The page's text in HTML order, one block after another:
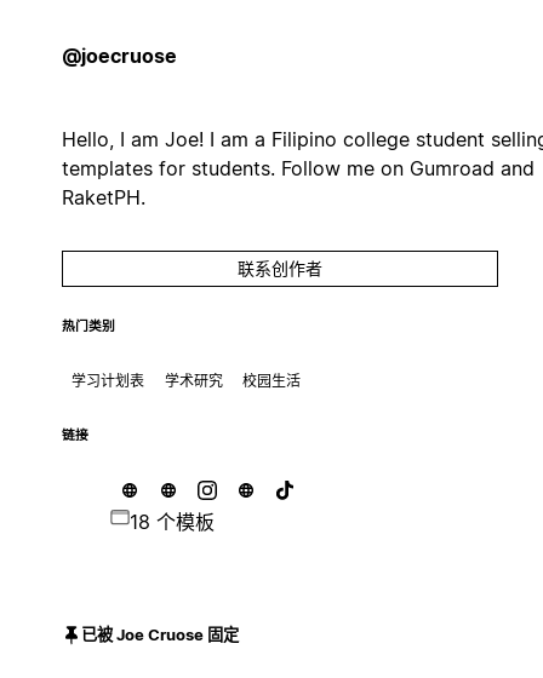
@joecruose
Hello, I am Joe! I am a Filipino college student
templates for students. Follow me on Gumroad and
RaketPH.
联系创作者
热门类别
学习计划表 学术研究 校园生活
链接
18 个模板
已被 Joe Cruose 固定